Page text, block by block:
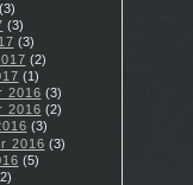
(3)
(3)
(3)
(2)
(1)
2016 (3)
2016 (2)
(3)
2016 (3)
(5)